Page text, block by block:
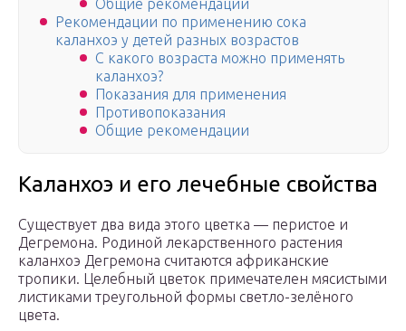
Общие рекомендации
Рекомендации по применению сока
каланхоэ у детей разных возрастов
С какого возраста можно применять
каланхоэ?
Показания для применения
Противопоказания
Общие рекомендации
Каланхоэ и его лечебные свойства
Существует два вида этого цветка — перистое и
Дегремона. Родиной лекарственного растения
каланхоэ Дегремона считаются африканские
тропики. Целебный цветок примечателен мясистыми
листиками треугольной формы светло-зелёного
цвета.